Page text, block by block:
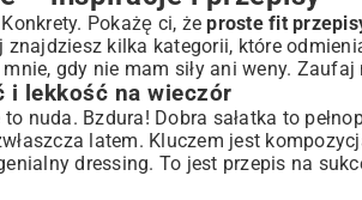
Pokażę ci, żeproste fit
kilka kategorii, które
gdy nie mam siły ani weny. Zaufaj
i lekkość na wieczór
nuda. Bzdura! Dobra sałatka to
latem. Kluczem jest
dressing. To jest przepis na